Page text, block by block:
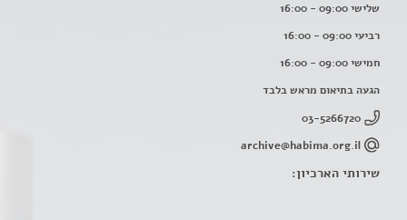
שלישי 09:00 - 16:00
רביעי 09:00 - 16:00
חמישי 09:00 - 16:00
הגעה בתיאום מראש בלבד
03-5266720
archive@habima.org.il
שירותי הארכיון: